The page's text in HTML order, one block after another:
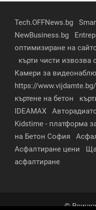
Tech.OFFNews.bg
NewBusiness.bg
оптимизиране на
кърти чисти извозва
Камери за
https://
къртене на бетон
IDEAMAX
Kidstime - платформа
на Бетон София
Асфалтиране цени
асфалтиране
©